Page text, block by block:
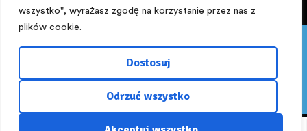
wszystko", wyrażasz zgodę na korzystanie przez nas z
plików cookie.
Dostosuj
Odrzuć wszystko
Pięknego dnia:) PROMOCJA! Z kuponem ,,lato,, -15%
NA WSZYSTKO powyżej 200 zł do 16 sierpnia.
Zapraszamy!!!